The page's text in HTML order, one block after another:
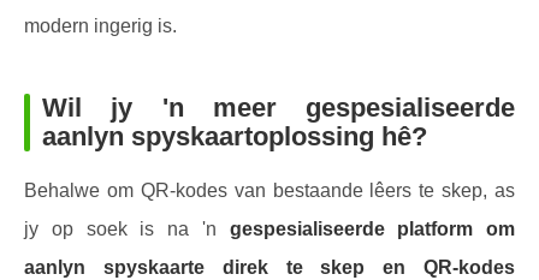
modern ingerig is.
Wil jy 'n meer gespesialiseerde
aanlyn spyskaartoplossing hê?
Behalwe om QR-kodes van bestaande lêers te skep, as
jy op soek is na 'n gespesialiseerde platform om
aanlyn spyskaarte direk te skep en QR-kodes